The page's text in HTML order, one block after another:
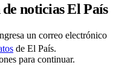
noticias El País
un correo electrónico
de El País.
para continuar.